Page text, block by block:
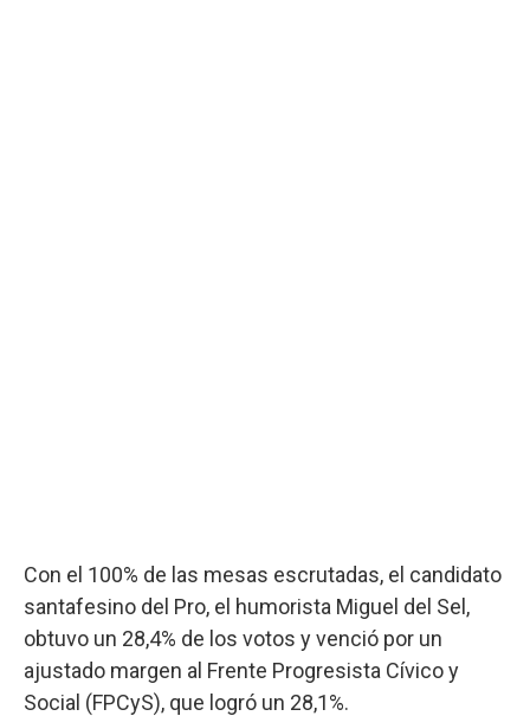
Con el 100% de las mesas escrutadas, el candidato
santafesino del Pro, el humorista Miguel del Sel,
obtuvo un 28,4% de los votos y venció por un
ajustado margen al Frente Progresista Cívico y
Social (FPCyS), que logró un 28,1%.